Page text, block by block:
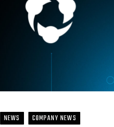
NEWS COMPANY NEWS